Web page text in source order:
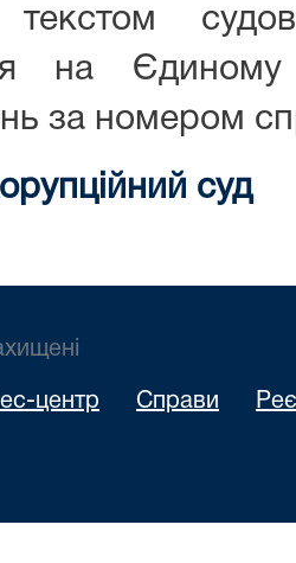
на Єдиному
за номером
суд
центр Справи